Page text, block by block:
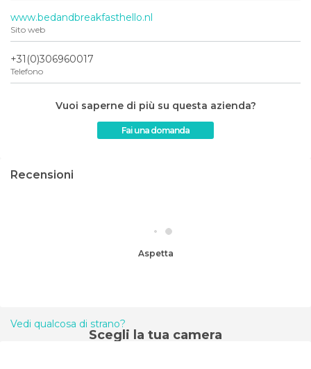
www.bedandbreakfasthello.nl
Sito web
+31(0)306960017
Telefono
Vuoi saperne di più su questa azienda?
Fai una domanda
Recensioni
Aspetta
Vedi qualcosa di strano?
Scegli la tua camera